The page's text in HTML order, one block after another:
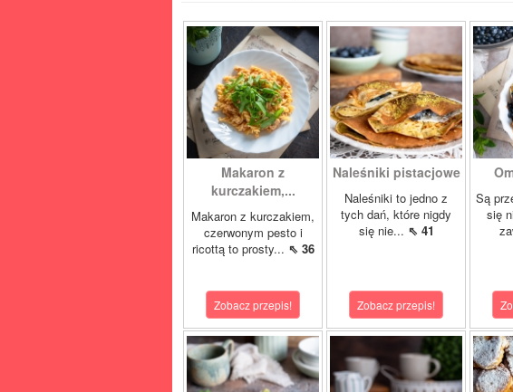
Makaron z
kurczakiem,...
Makaron z kurczakiem,
czerwonym pesto i
ricottą to prosty... ⇖ 36
Zobacz przepis!
Naleśniki pistacjowe
Naleśniki to jedno z
tych dań, które nigdy
się nie... ⇖ 41
Zobacz przepis!
Są
się